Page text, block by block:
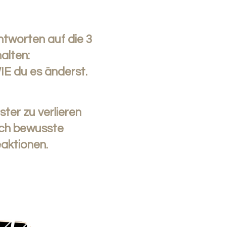
auf die 3
du es änderst.
zu verlieren
bewusste